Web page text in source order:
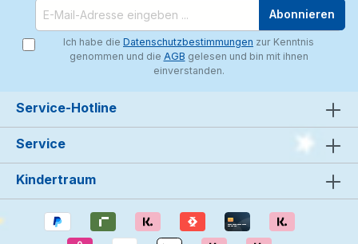
Abonnieren
Ich habe die Datenschutzbestimmungen zur Kenntnis
genommen und die AGB gelesen und bin mit ihnen
einverstanden.
Service-Hotline
Service
Kindertraum